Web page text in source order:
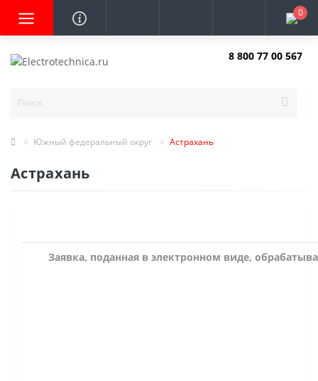
0
8 800 77 00 567
Южный федеральный округ Астрахань
Астрахань
Заявка, поданная в электронном виде,